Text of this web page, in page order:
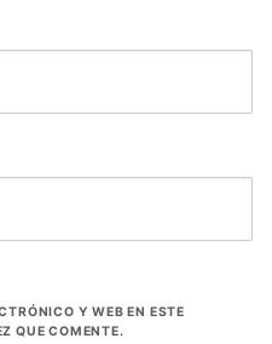
Y WEB EN ESTE
QUE COMENTE.